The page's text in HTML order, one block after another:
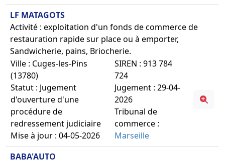
LF MATAGOTS
Activité : exploitation d'un fonds de commerce de
restauration rapide sur place ou à emporter,
Sandwicherie, pains, Briocherie.
Ville : Cuges-les-Pins
(13780)
Statut : Jugement
d'ouverture d'une
procédure de
redressement judiciaire
Mise à jour : 04-05-2026
SIREN : 913 784
724
Jugement : 29-04-
2026
Tribunal de
commerce :
Marseille
BABA'AUTO